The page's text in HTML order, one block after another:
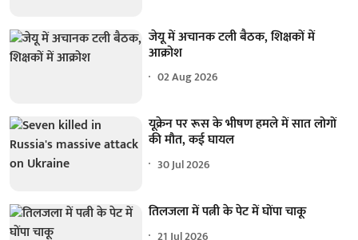
जेयू में अचानक टली बैठक, शिक्षकों में
आक्रोश
02 Aug 2026
यूक्रेन पर रूस के भीषण हमले में सात लोगों
की मौत, कई घायल
30 Jul 2026
तिलजला में पत्नी के पेट में घोंपा चाकू
21 Jul 2026